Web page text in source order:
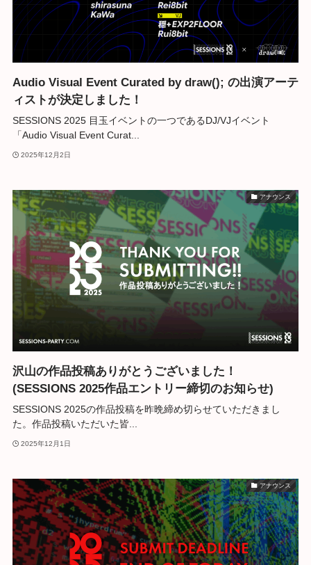
Audio Visual Event Curated by draw(); の出演アーテ
ィストが決定しました！
SESSIONS 2025 目玉イベントの一つであるDJ/VJイベント
「Audio Visual Event Curat...
2025年12月2日
アナウンス
沢山の作品投稿ありがとうございました！
(SESSIONS 2025作品エントリー締切のお知らせ)
SESSIONS 2025の作品投稿を昨晩締め切らせていただきまし
た。作品投稿いただいた皆...
2025年12月1日
アナウンス